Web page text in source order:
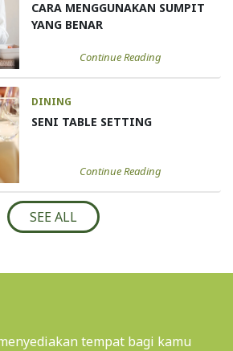
CARA MENGGUNAKAN SUMPIT
YANG BENAR
Continue Reading
DINING
SENI TABLE SETTING
Continue Reading
SEE ALL
tempat bagi kamu